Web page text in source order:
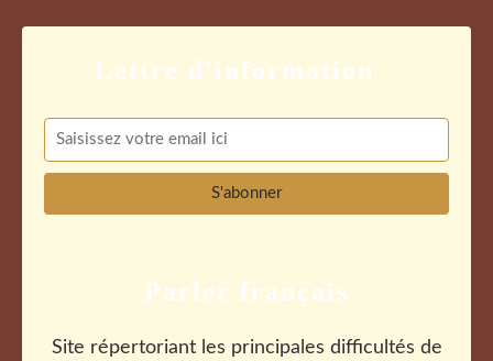
Parler français
Site répertoriant les principales difficultés de